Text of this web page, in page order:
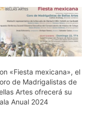
«Fiesta mexicana», el
de Madrigalistas de
Artes ofrecerá su
Anual 2024